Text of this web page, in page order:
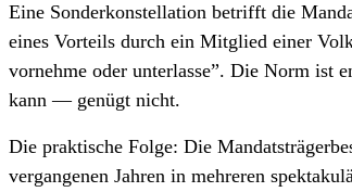
Eine Sonder­konstellation betrifft die
eines Vorteils durch ein Mitglied einer
vornehme oder unterlasse”. Die Norm ist
kann — genügt nicht.
Die praktische Folge: Die
vergangenen Jahren in mehreren